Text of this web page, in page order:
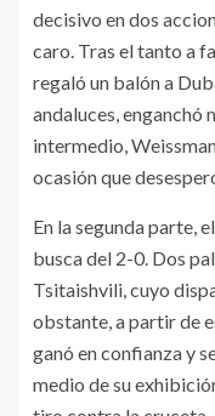
decisivo en dos
caro. Tras el tanto a
regaló un balón a
andaluces, enganchó
intermedio,
ocasión que
En la segunda parte,
busca del 2-0. Dos
Tsitaishvili, cuyo
obstante, a partir de
ganó en confianza y
medio de su